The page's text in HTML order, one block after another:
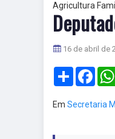
Agricultura
16 de abril de
Share
Em Secretaria